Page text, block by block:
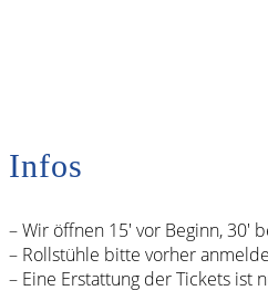
Infos
– Wir öffnen 15′ vor Beginn, 30′
– Rollstühle bitte vorher
– Eine Erstattung der Tickets ist